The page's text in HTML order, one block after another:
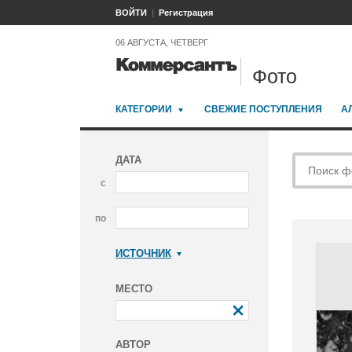
ВОЙТИ Регистрация
06 АВГУСТА, ЧЕТВЕРГ
Фото
КАТЕГОРИИ СВЕЖИЕ ПОСТУПЛЕНИЯ
ДАТА
с
по
ИСТОЧНИК
МЕСТО
АВТОР